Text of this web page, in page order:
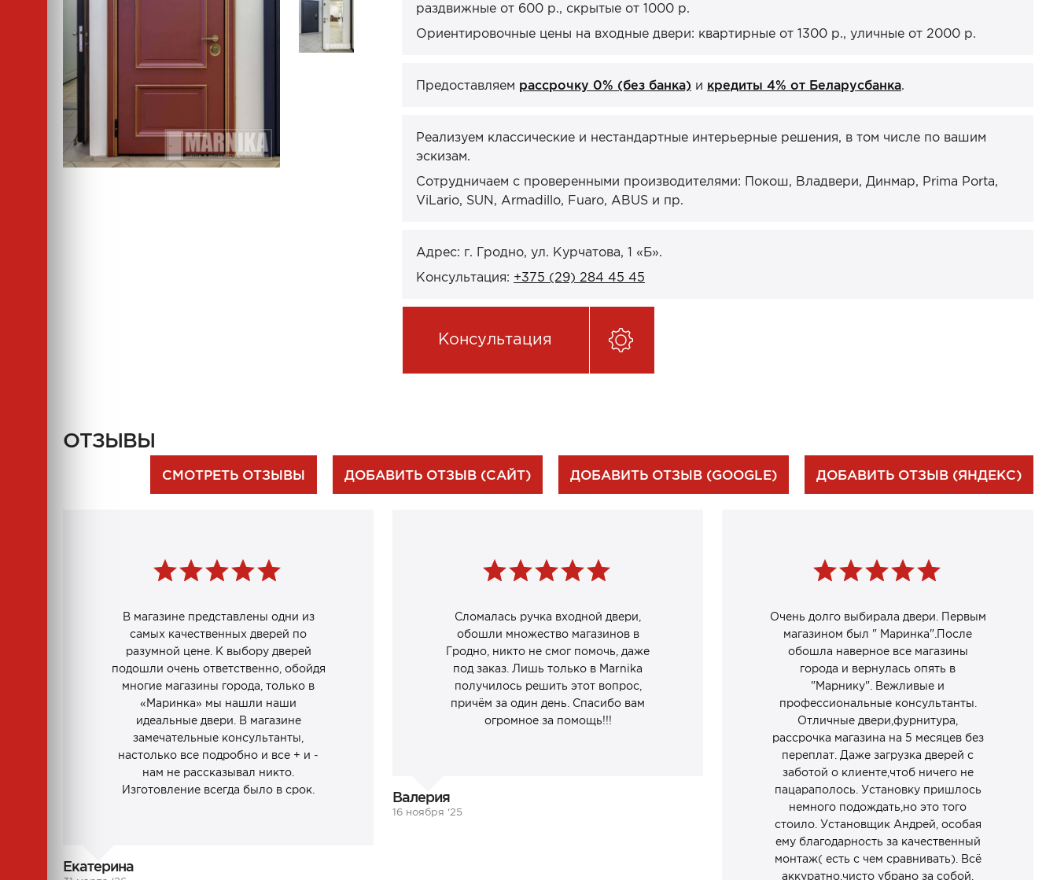
раздвижные от 600 р., скрытые от 1000 р.
Ориентировочные цены на входные двери: квартирные от 1300 р., уличные от 2000 р.
Предоставляем рассрочку 0% (без банка) и кредиты 4% от Беларусбанка.
Реализуем классические и нестандартные интерьерные решения, в том числе по вашим
эскизам.
Сотрудничаем с проверенными производителями: Покош, Владвери, Динмар, Prima Porta,
ViLario, SUN, Armadillo, Fuaro, ABUS и пр.
Адрес: г. Гродно, ул. Курчатова, 1 «Б».
Консультация: +375 (29) 284 45 45
Консультация
ОТЗЫВЫ
СМОТРЕТЬ ОТЗЫВЫ ДОБАВИТЬ ОТЗЫВ (САЙТ) ДОБАВИТЬ ОТЗЫВ (GOOGLE) ДОБАВИТЬ ОТЗЫВ (ЯНДЕКС)
В магазине представлены одни из
самых качественных дверей по
разумной цене. К выбору дверей
подошли очень ответственно, обойдя
многие магазины города, только в
«Маринка» мы нашли наши
идеальные двери. В магазине
замечательные консультанты,
настолько все подробно и все + и -
нам не рассказывал никто.
Изготовление всегда было в срок.
Екатерина
Сломалась ручка входной двери,
обошли множество магазинов в
Гродно, никто не смог помочь, даже
под заказ. Лишь только в Marnika
получилось решить этот вопрос,
причём за один день. Спасибо вам
огромное за помощь!!!
Валерия
16 ноября ‘25
Очень долго выбирала двери. Первым
магазином был " Маринка".После
обошла наверное все магазины
города и вернулась опять в
"Марнику". Вежливые и
профессиональные консультанты.
Отличные двери,фурнитура,
рассрочка магазина на 5 месяцев без
переплат. Даже загрузка дверей с
заботой о клиенте,чтоб ничего не
пацараполось. Установку пришлось
немного подождать,но это того
стоило. Установщик Андрей, особая
ему благодарность за качественный
монтаж( есть с чем сравнивать). Всё
аккуратно,чисто убрано за собой.